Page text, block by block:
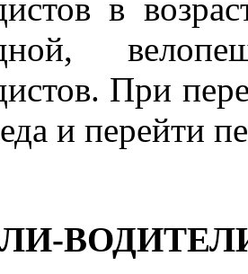
в
При
и перейти